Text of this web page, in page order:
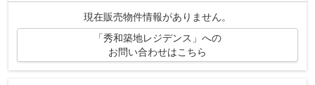
現在販売物件情報がありません。
「秀和築地レジデンス」への
お問い合わせはこちら